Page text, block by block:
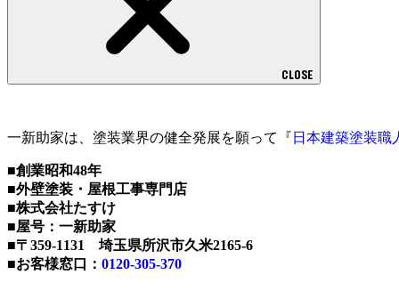
CLOSE
一新助家は、塗装業界の健全発展を願って『 日本建築塗装職
■創業昭和48年
■外壁塗装・屋根工事専門店
■株式会社たすけ
■屋号：一新助家
■〒359-1131 埼玉県所沢市久米2165-6
■お客様窓口： 0120-305-370